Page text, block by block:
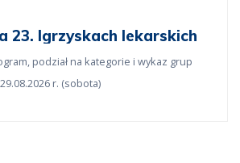
23. Igrzyskach lekarskich
podział na kategorie i wykaz grup
r. (sobota)